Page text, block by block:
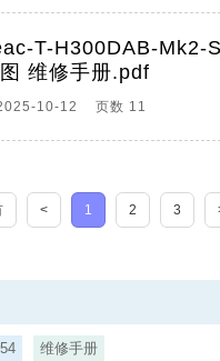
T-H300DAB-Mk2-
维修手册.pdf
10-12 页数 11
< 1 2 3
维修手册